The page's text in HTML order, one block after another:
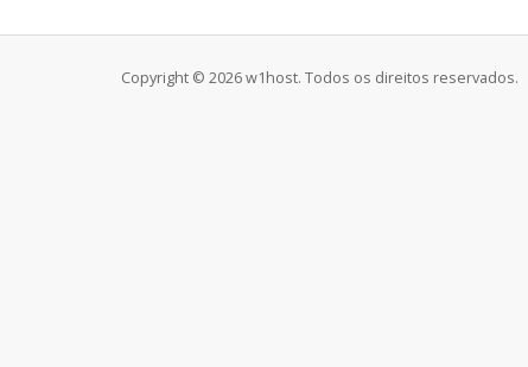
Copyright © 2026 w1host. Todos os direitos reservados.